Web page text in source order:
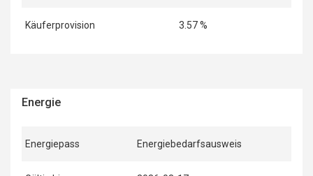
Käuferprovision 3.57 %
Energie
Energiepass Energiebedarfsausweis